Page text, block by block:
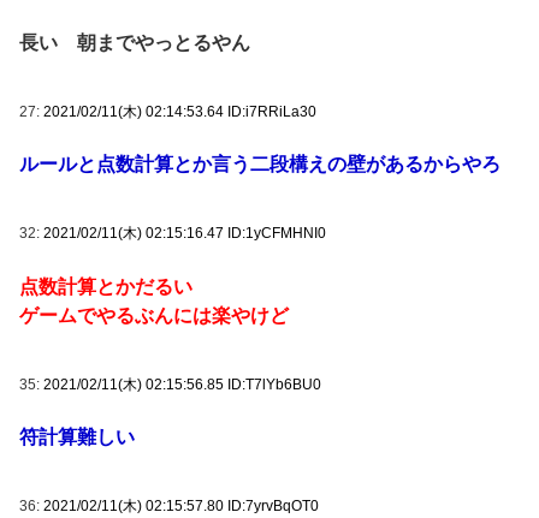
長い 朝までやっとるやん
27: 2021/02/11(木) 02:14:53.64 ID:i7RRiLa30
ルールと点数計算とか言う二段構えの壁があるからやろ
32: 2021/02/11(木) 02:15:16.47 ID:1yCFMHNI0
点数計算とかだるい
ゲームでやるぶんには楽やけど
35: 2021/02/11(木) 02:15:56.85 ID:T7lYb6BU0
符計算難しい
36: 2021/02/11(木) 02:15:57.80 ID:7yrvBqOT0